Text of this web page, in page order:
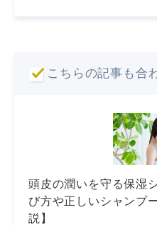
こちらの記事も合
頭皮の潤いを守る保湿
び方や正しいシャンプ
説】